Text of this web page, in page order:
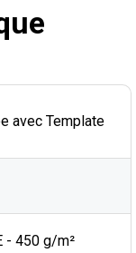
avec Template
- 450 g/m²